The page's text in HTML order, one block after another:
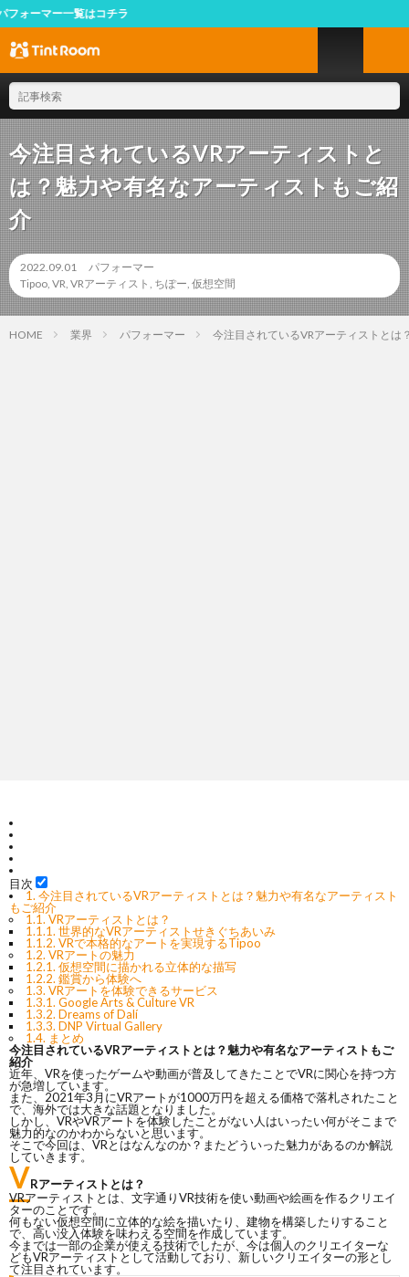
覧はコチラ
今注目されているVRアーティストと
は？魅力や有名なアーティストもご紹
介
2022.09.01
パフォーマー
Tipoo, VR, VRアーティスト , ちぽー, 仮想空間
HOME 業界 パフォーマー 今注目されているVRアーティストとは
目次
1. 今注目されているVRアーティストとは？魅力や有名なアーティスト
もご紹介
1.1. VRアーティストとは？
1.1.1. 世界的なVRアーティストせきぐちあいみ
1.1.2. VRで本格的なアートを実現するTipoo
1.2. VRアートの魅力
1.2.1. 仮想空間に描かれる立体的な描写
1.2.2. 鑑賞から体験へ
1.3. VRアートを体験できるサービス
1.3.1. Google Arts & Culture VR
1.3.2. Dreams of Dalí
1.3.3. DNP Virtual Gallery
1.4. まとめ
今注目されているVRアーティストとは？魅力や有名なアーティストもご
紹介
近年、VRを使ったゲームや動画が普及してきたことでVRに関心を持つ方
が急増しています。
また、2021年3月にVRアートが1000万円を超える価格で落札されたこと
で、海外では大きな話題となりました。
しかし、VRやVRアートを体験したことがない人はいったい何がそこまで
魅力的なのかわからないと思います。
そこで今回は、VRとはなんなのか？またどういった魅力があるのか解説
していきます。
VRアーティストとは？
VRアーティストとは、文字通りVR技術を使い動画や絵画を作るクリエイ
ターのことです。
何もない仮想空間に立体的な絵を描いたり、建物を構築したりすること
で、高い没入体験を味わえる空間を作成しています。
今までは一部の企業が使える技術でしたが、今は個人のクリエイターな
どもVRアーティストとして活動しており、新しいクリエイターの形とし
て注目されています。